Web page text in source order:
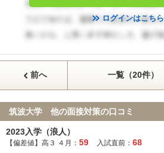
ログインはこちら
前へ 一覧（20件）
筑波大学 他の面接対策の口コミ
2023入学（浪人）
【偏差値】高３ ４月： 59 入試直前： 68